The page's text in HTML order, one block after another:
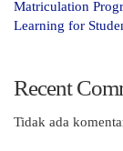
Matriculation
Learning for
Recent
Tidak ada